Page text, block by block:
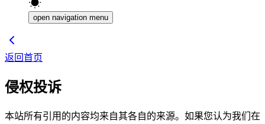
open navigation menu
返回首页
侵权投诉
本站所有引用的内容均来自其各自的来源。如果您认为我们在